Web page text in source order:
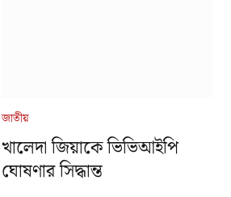
জাতীয়
খালেদা জিয়াকে ভিভিআইপি
ঘোষণার সিদ্ধান্ত